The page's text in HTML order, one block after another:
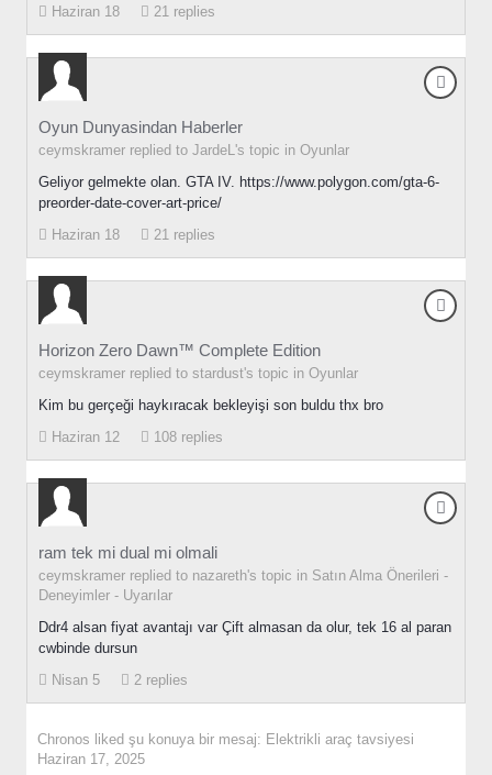
Haziran 18
21 replies
Oyun Dunyasindan Haberler
ceymskramer replied to JardeL's topic in Oyunlar
Geliyor gelmekte olan. GTA IV. https://www.polygon.com/gta-6-
preorder-date-cover-art-price/
Haziran 18
21 replies
Horizon Zero Dawn™ Complete Edition
ceymskramer replied to stardust's topic in Oyunlar
Kim bu gerçeği haykıracak bekleyişi son buldu thx bro
Haziran 12
108 replies
ram tek mi dual mi olmali
ceymskramer replied to nazareth's topic in Satın Alma Önerileri -
Deneyimler - Uyarılar
Ddr4 alsan fiyat avantajı var Çift almasan da olur, tek 16 al paran
cwbinde dursun
Nisan 5
2 replies
Chronos liked şu konuya bir mesaj: Elektrikli araç tavsiyesi
Haziran 17, 2025